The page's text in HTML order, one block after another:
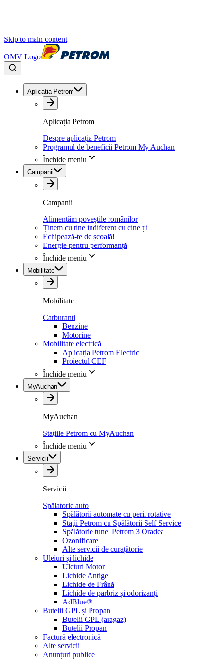
Skip to main content
OMV Logo
Aplicația Petrom
Aplicația Petrom
Despre aplicația Petrom
Programul de beneficii Petrom My Auchan
Închide meniu
Campanii
Campanii
Alimentăm poveștile românilor
Ținem cu tine indiferent cu cine ții
Echipează-te de școală!
Energie pentru performanță
Închide meniu
Mobilitate
Mobilitate
Carburanti
Benzine
Motorine
Mobilitate electrică
Aplicația Petrom Electric
Proiectul CEF
Închide meniu
MyAuchan
MyAuchan
Staţiile Petrom cu MyAuchan
Închide meniu
Servicii
Servicii
Spălatorie auto
Spălătorii automate cu perii rotative
Staţii Petrom cu Spălătorii Self Service
Spălătorie tunel Petrom 3 Oradea
Ozonificare
Alte servicii de curațătorie
Uleiuri și lichide
Uleiuri Motor
Lichide Antigel
Lichide de Frână
Lichide de parbriz și odorizanți
AdBlue®
Butelii GPL și Propan
Butelii GPL (aragaz)
Butelii Propan
Factură electronică
Alte servicii
Anunțuri publice